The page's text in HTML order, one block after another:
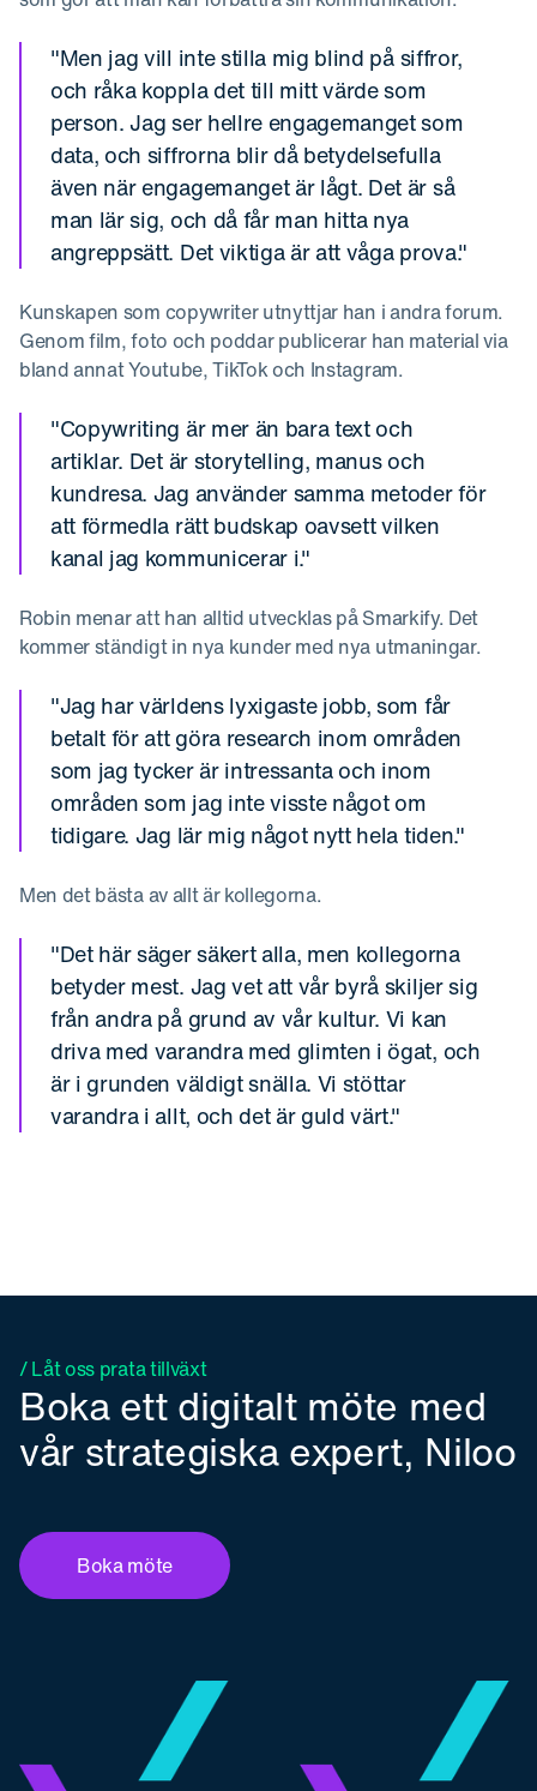
"Men jag vill inte stilla mig blind på siffror,
och råka koppla det till mitt värde som
person. Jag ser hellre engagemanget som
data, och siffrorna blir då betydelsefulla
även när engagemanget är lågt. Det är så
man lär sig, och då får man hitta nya
angreppsätt. Det viktiga är att våga prova."
Kunskapen som copywriter utnyttjar han i andra forum.
Genom film, foto och poddar publicerar han material via
bland annat Youtube, TikTok och Instagram.
"Copywriting är mer än bara text och
artiklar. Det är storytelling, manus och
kundresa. Jag använder samma metoder för
att förmedla rätt budskap oavsett vilken
kanal jag kommunicerar i."
Robin menar att han alltid utvecklas på Smarkify. Det
kommer ständigt in nya kunder med nya utmaningar.
"Jag har världens lyxigaste jobb, som får
betalt för att göra research inom områden
som jag tycker är intressanta och inom
områden som jag inte visste något om
tidigare. Jag lär mig något nytt hela tiden."
Men det bästa av allt är kollegorna.
"Det här säger säkert alla, men kollegorna
betyder mest. Jag vet att vår byrå skiljer sig
från andra på grund av vår kultur. Vi kan
driva med varandra med glimten i ögat, och
är i grunden väldigt snälla. Vi stöttar
varandra i allt, och det är guld värt."
/ Låt oss prata tillväxt
Boka ett digitalt möte med
vår strategiska expert, Niloo
Boka möte